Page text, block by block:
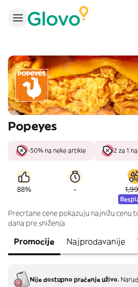
Popeyes
-50% na neke artikle 2 za 1
88% -
Precrtane cene pokazuju najnižu cenu
dana pre sniženja
Promocije Najprodavanije
Nije dostupno praćenje uživo.